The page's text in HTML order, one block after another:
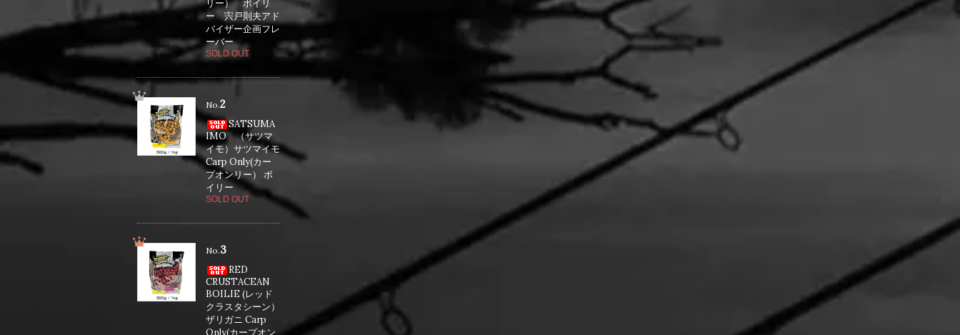
リー） ボイリ
ー 宍戸則夫アド
バイザー企画フレ
ーバー
SOLD OUT
No.2
SATSUMA
IMO （サツマ
イモ）サツマイモ
Carp Only(カー
プオンリー） ボ
イリー
SOLD OUT
No.3
RED
CRUSTACEAN
BOILIE (レッド
クラスタシーン）
ザリガニ Carp
Only(カープオン